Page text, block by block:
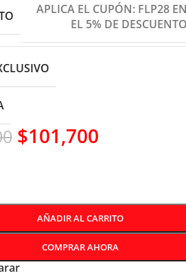
APLICA EL CUPÓN: FLP28
EL 5% DE
$101,700
AÑADIR AL CARRITO
COMPRAR AHORA